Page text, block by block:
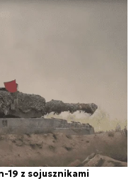
19 z sojusznikami